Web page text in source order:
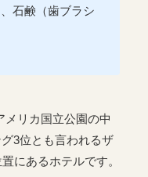
石鹸 （歯ブラシ
メリカ国立公園の中
3位とも言われるザ
にあるホテルです。